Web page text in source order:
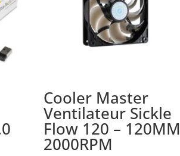
Cooler Master
Ventilateur Sickle
Flow 120 – 120MM
2000RPM